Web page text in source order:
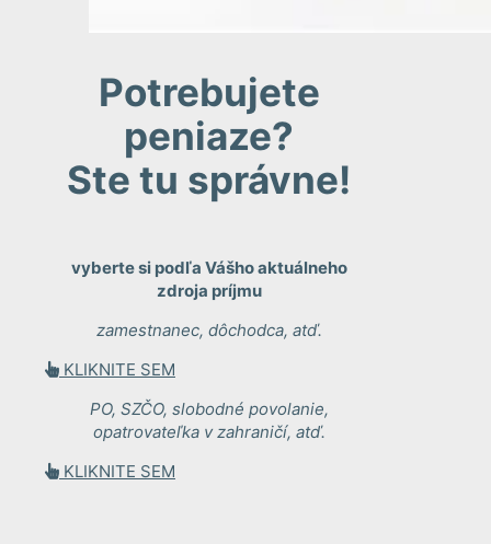
Potrebujete
peniaze?
Ste tu správne!
vyberte si podľa Vášho aktuálneho
zdroja príjmu
zamestnanec, dôchodca, atď.
KLIKNITE SEM
PO, SZČO, slobodné povolanie,
opatrovateľka v zahraničí, atď.
KLIKNITE SEM